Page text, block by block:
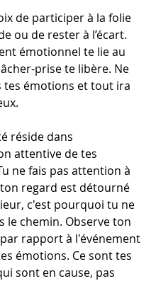
de participer à la folie
ou de rester à l’écart.
émotionnel te lie au
prise te libère. Ne
tes émotions et tout ira
réside dans
attentive de tes
ne fais pas attention à
regard est détourné
c'est pourquoi tu ne
le chemin. Observe ton
rapport à l'événement
émotions. Ce sont tes
sont en cause, pas